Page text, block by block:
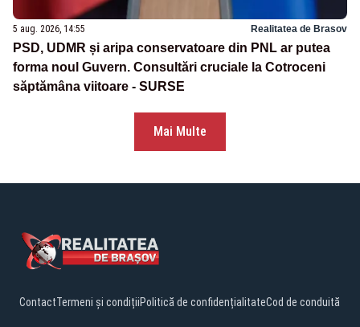
5 aug. 2026, 14:55 Realitatea de Brasov
PSD, UDMR și aripa conservatoare din PNL ar putea
forma noul Guvern. Consultări cruciale la Cotroceni
săptămâna viitoare - SURSE
Mai Multe
ContactTermeni și condițiiPolitică de confidențialitateCod de conduită